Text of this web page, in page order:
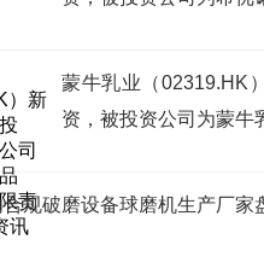
蒙牛乳业（02319.HK
资，被投资公司为蒙牛
规破磨设备球磨机生产厂家